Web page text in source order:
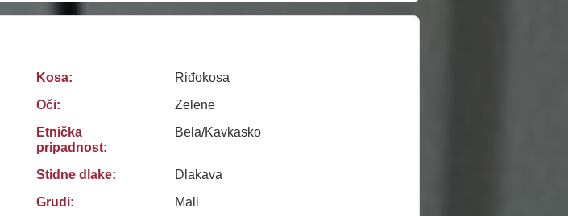
Kosa:
Riđokosa
Oči:
Zelene
Etnička
pripadnost:
Bela/Kavkasko
Stidne dlake:
Dlakava
Grudi:
Mali